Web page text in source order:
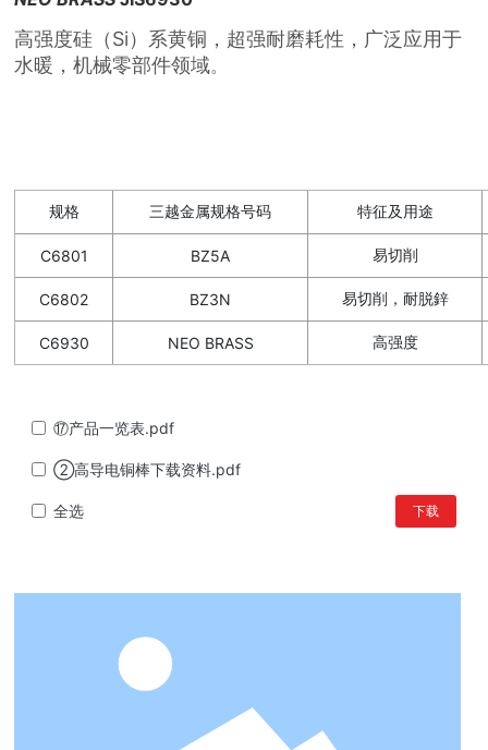
高强度硅（Si）系黄铜，超强耐磨耗性，广泛应用于
水暖，机械零部件领域。
规格 三越金属规格号码 特征及用途
C6801 BZ5A 易切削
C6802 BZ3N 易切削，耐脱鋅
C6930 NEO BRASS 高强度
⑰产品一览表.pdf
②高导电铜棒下载资料.pdf
全选 下载